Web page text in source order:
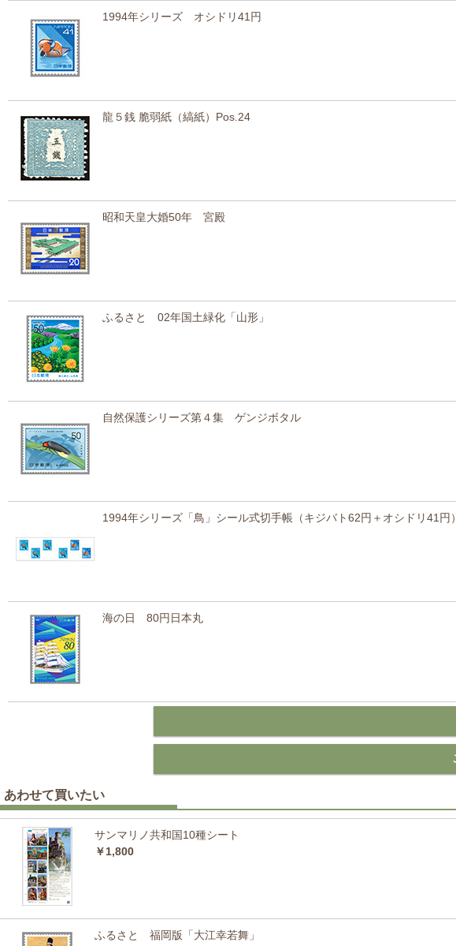
1994年シリーズ オシドリ41円
龍５銭 脆弱紙（縞紙）Pos.24
昭和天皇大婚50年 宮殿
ふるさと 02年国土緑化「山形」
自然保護シリーズ第４集 ゲンジボタル
1994年シリーズ「鳥」シール式切手帳（キジバト62円＋オシドリ41円）
海の日 80円日本丸
あわせて買いたい
サンマリノ共和国10種シート
￥1,800
ふるさと 福岡版「大江幸若舞」